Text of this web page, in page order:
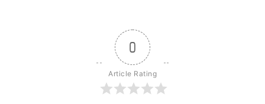
0
Article Rating